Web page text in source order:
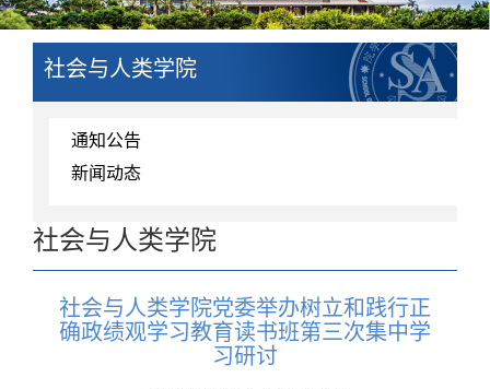
社会与人类学院
通知公告
新闻动态
社会与人类学院
社会与人类学院党委举办树立和践行正
确政绩观学习教育读书班第三次集中学
习研讨